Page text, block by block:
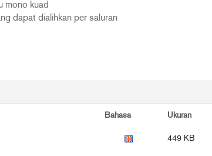
mono kuad
dapat dialihkan per saluran
Bahasa Ukuran
449 KB